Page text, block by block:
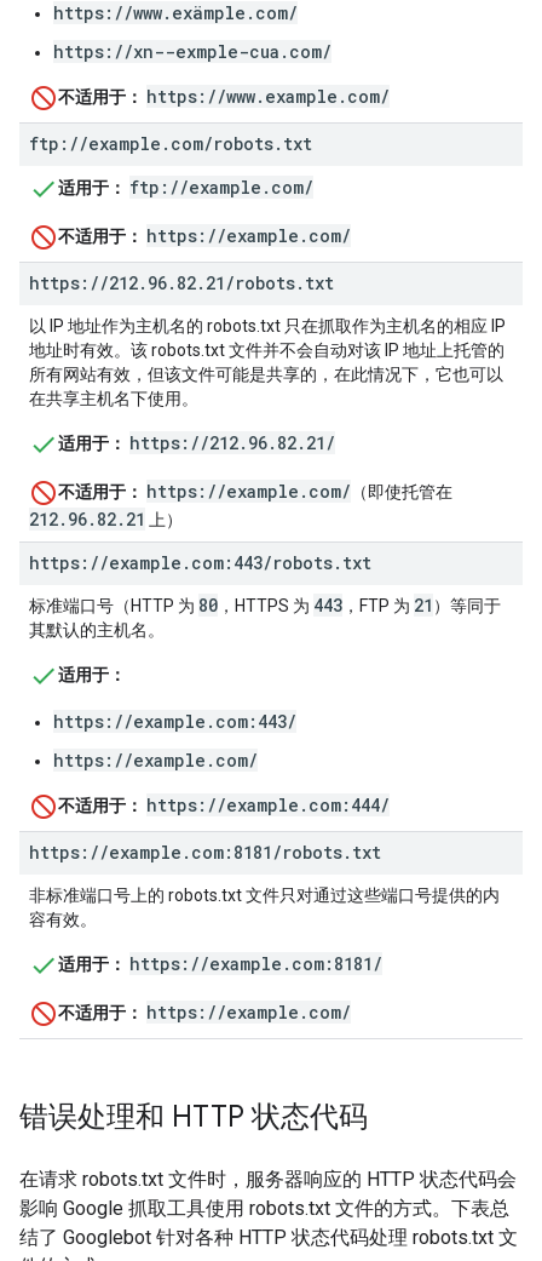
https://www.exämple.com/
https://xn--exmple-cua.com/
不适用于： https://www.example.com/
ftp: //example . com/robots. txt
适用于： ftp://example.com/
不适用于： https://example.com/
https: //212. 96. 82. 21 /robots. txt
以 IP 地址作为主机名的 robots.txt 只在抓取作为主机名的相应 IP
地址时有效。该 robots.txt 文件并不会自动对该 IP 地址上托管的
所有网站有效，但该文件可能是共享的，在此情况下，它也可以
在共享主机名下使用。
适用于： https://212.96.82.21/
不适用于： https://example.com/ （即使托管在
212.96.82.21 上）
https: //example . com:443/robots. txt
标准端口号（HTTP 为 80 ，HTTPS 为 443 ，FTP 为 21 ）等同于
其默认的主机名。
适用于：
https://example.com:443/
https://example.com/
不适用于： https://example.com:444/
https: //example . com:8181 /robots. txt
非标准端口号上的 robots.txt 文件只对通过这些端口号提供的内
容有效。
适用于： https://example.com:8181/
不适用于： https://example.com/
错误处理和 HTTP 状态代码
在请求 robots.txt 文件时，服务器响应的 HTTP 状态代码会
影响 Google 抓取工具使用 robots.txt 文件的方式。下表总
结了 Googlebot 针对各种 HTTP 状态代码处理 robots.txt 文